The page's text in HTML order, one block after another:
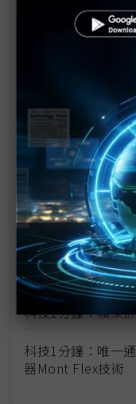
蘋果首款折疊機
蘋果折疊iPhone
折疊機邁向「三
零件價格急漲
期
蘋果與Android陣
圖表1分鐘：蘋果
科技1分鐘：蘋果
科技1分鐘：唯一
器Mont Flex技術